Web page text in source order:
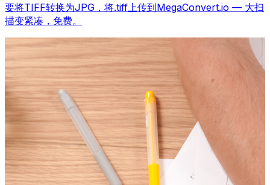
要将TIFF转换为JPG，将.tiff上传到MegaConvert.io — 大扫
描变紧凑，免费。